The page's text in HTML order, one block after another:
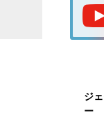
ジ
ー